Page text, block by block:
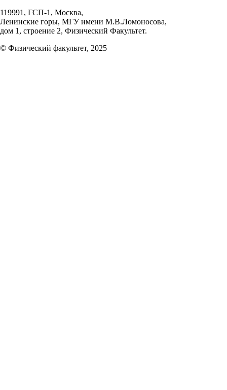
119991, ГСП-1, Москва,
Ленинские горы, МГУ имени М.В.Ломоносова,
дом 1, строение 2, Физический Факультет.
© Физический факультет, 2025